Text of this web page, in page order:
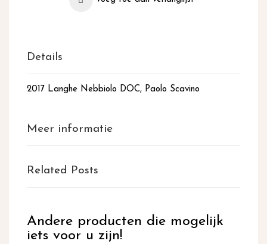
Details
2017 Langhe Nebbiolo DOC, Paolo Scavino
Meer informatie
Related Posts
Andere producten die mogelijk
iets voor u zijn!